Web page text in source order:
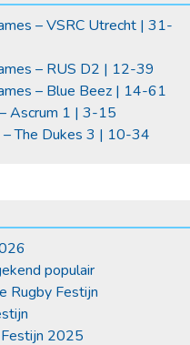
– VSRC Utrecht | 31-
– RUS D2 | 12-39
– Blue Beez | 14-61
Ascrum 1 | 3-15
The Dukes 3 | 10-34
populair
Rugby Festijn
2025